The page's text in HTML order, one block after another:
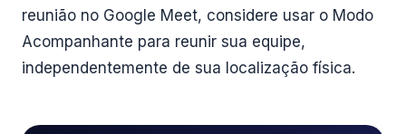
reunião no Google Meet, considere usar o Modo
Acompanhante para reunir sua equipe,
independentemente de sua localização física.